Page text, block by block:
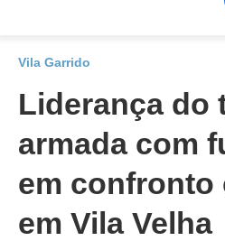
Vila Garrido
Liderança do
armada com
em confronto
em Vila Velha